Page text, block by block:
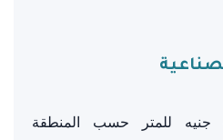
جنيه للمتر حسب المنطقة